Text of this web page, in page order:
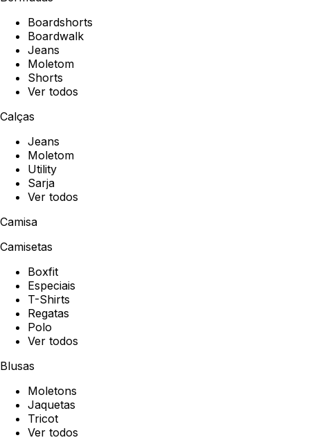
Boardshorts
Boardwalk
Jeans
Moletom
Shorts
Ver todos
Calças
Jeans
Moletom
Utility
Sarja
Ver todos
Camisa
Camisetas
Boxfit
Especiais
T-Shirts
Regatas
Polo
Ver todos
Blusas
Moletons
Jaquetas
Tricot
Ver todos